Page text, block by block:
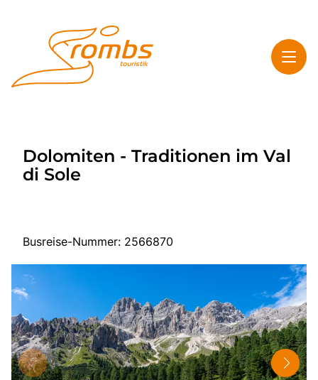
Highlights
Service
Start
Mehrtagesreisen
Tagesreisen
Bus anmieten
Rombs Touristik
Dolomiten - Traditionen im Val
di Sole
Busreise-Nummer: 2566870